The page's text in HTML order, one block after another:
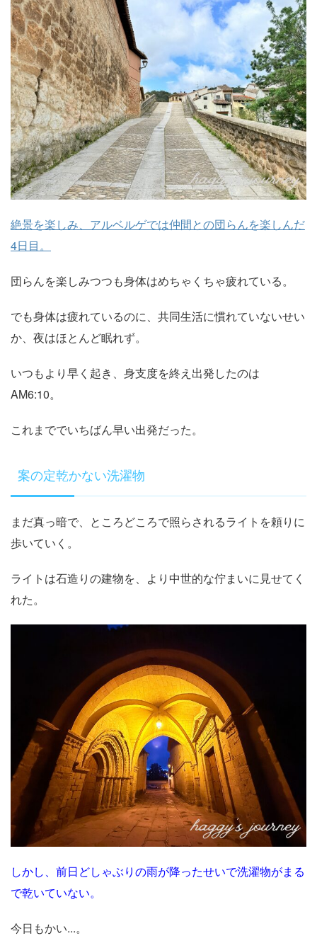
絶景を楽しみ、アルベルゲでは仲間との団らんを楽しんだ
4日目。
団らんを楽しみつつも身体はめちゃくちゃ疲れている。
でも身体は疲れているのに、共同生活に慣れていないせい
か、夜はほとんど眠れず。
いつもより早く起き、身支度を終え出発したのは
AM6:10。
これまででいちばん早い出発だった。
案の定乾かない洗濯物
まだ真っ暗で、ところどころで照らされるライトを頼りに
歩いていく。
ライトは石造りの建物を、より中世的な佇まいに見せてく
れた。
しかし、前日どしゃぶりの雨が降ったせいで洗濯物がまる
で乾いていない。
今日もかい...。